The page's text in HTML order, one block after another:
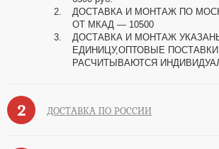
ДОСТАВКА И МОНТАЖ ПО
ОТ МКАД — 10500
ДОСТАВКА И МОНТАЖ
ЕДИНИЦУ,ОПТОВЫЕ ПОСТАВКИ
РАСЧИТЫВАЮТСЯ
2 ДОСТАВКА ПО РОССИИ